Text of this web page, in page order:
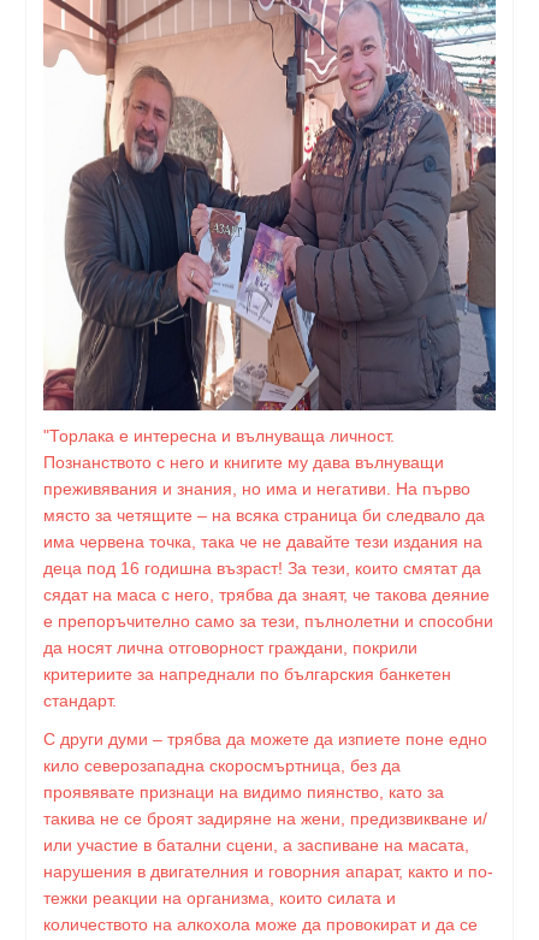
"Торлака е интересна и вълнуваща личност.
Познанството с него и книгите му дава вълнуващи
преживявания и знания, но има и негативи. На първо
място за четящите – на всяка страница би следвало да
има червена точка, така че не давайте тези издания на
деца под 16 годишна възраст! За тези, които смятат да
сядат на маса с него, трябва да знаят, че такова деяние
е препоръчително само за тези, пълнолетни и способни
да носят лична отговорност граждани, покрили
критериите за напреднали по българския банкетен
стандарт.
С други думи – трябва да можете да изпиете поне едно
кило северозападна скоросмъртница, без да
проявявате признаци на видимо пиянство, като за
такива не се броят задиряне на жени, предизвикване и/
или участие в батални сцени, а заспиване на масата,
нарушения в двигателния и говорния апарат, както и по-
тежки реакции на организма, които силата и
количеството на алкохола може да провокират и да се